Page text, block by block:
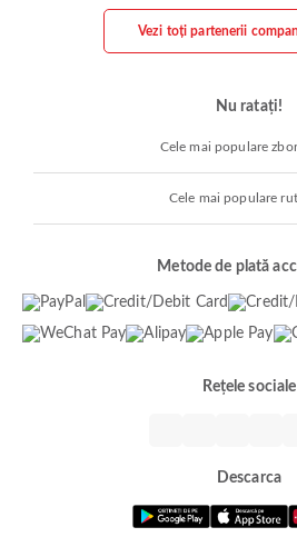
Vezi toți partenerii
Nu ratați!
Cele mai populare
Cele mai populare
Metode de plată
Rețele sociale
Descarca